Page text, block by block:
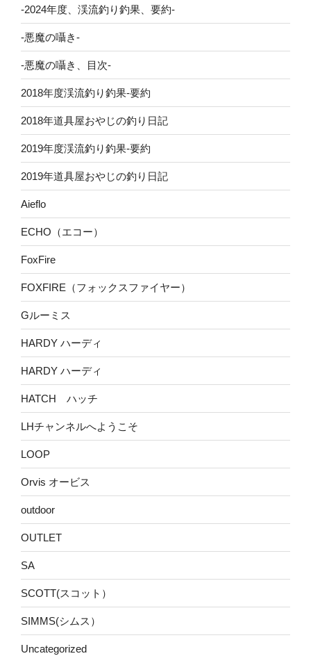
-2024年度、渓流釣り釣果、要約-
-悪魔の囁き-
-悪魔の囁き、目次-
2018年度渓流釣り釣果-要約
2018年道具屋おやじの釣り日記
2019年度渓流釣り釣果-要約
2019年道具屋おやじの釣り日記
Aieflo
ECHO（エコー）
FoxFire
FOXFIRE（フォックスファイヤー）
Gルーミス
HARDY ハーディ
HARDY ハーディ
HATCH ハッチ
LHチャンネルへようこそ
LOOP
Orvis オービス
outdoor
OUTLET
SA
SCOTT(スコット）
SIMMS(シムス）
Uncategorized